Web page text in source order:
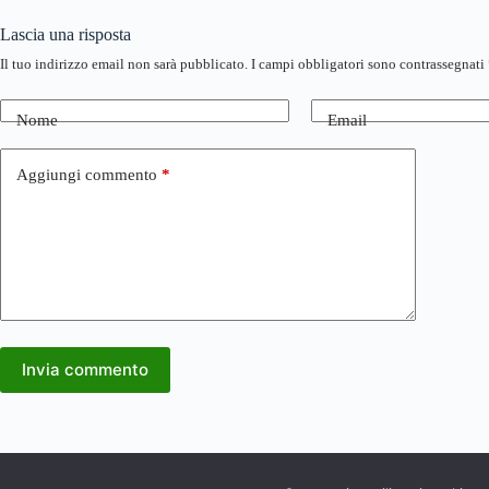
Lascia una risposta
Il tuo indirizzo email non sarà pubblicato. I campi obbligatori sono contrassegnati
Nome Email
Aggiungi commento *
Invia commento